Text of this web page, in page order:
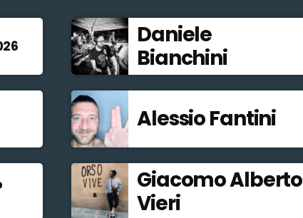
Daniele
Bianchini
Alessio Fantini
Giacomo Alberto
Vieri